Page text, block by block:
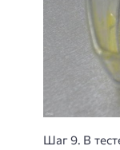
Шаг 9. В